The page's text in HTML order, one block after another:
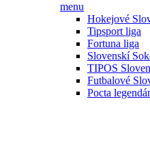
menu
Hokejové
Tipsport liga
Fortuna liga
Slovenskí
TIPOS
Futbalové
Pocta